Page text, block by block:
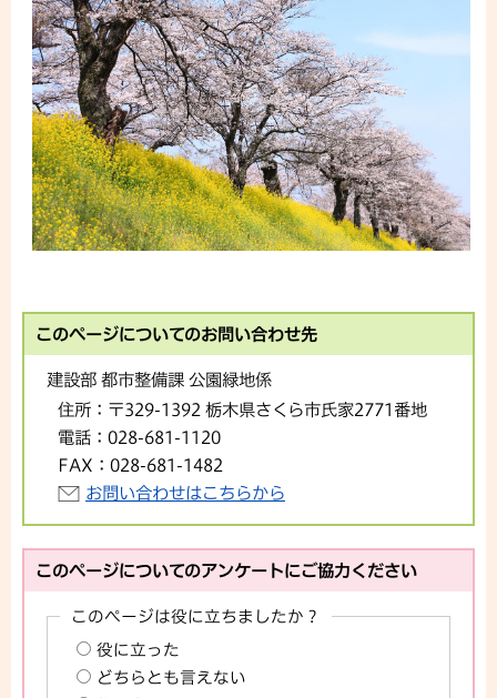
このページについてのお問い合わせ先
建設部 都市整備課 公園緑地係
住所： 〒329-1392 栃木県さくら市氏家2771番地
電話： 028-681-1120
FAX： 028-681-1482
お問い合わせはこちらから
このページについてのアンケートにご協力ください
このページは役に立ちましたか？
役に立った
どちらとも言えない